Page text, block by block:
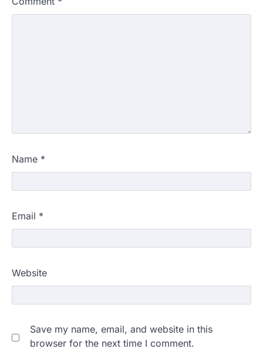
Name *
Email *
Website
Save my name, email, and website in this
browser for the next time I comment.